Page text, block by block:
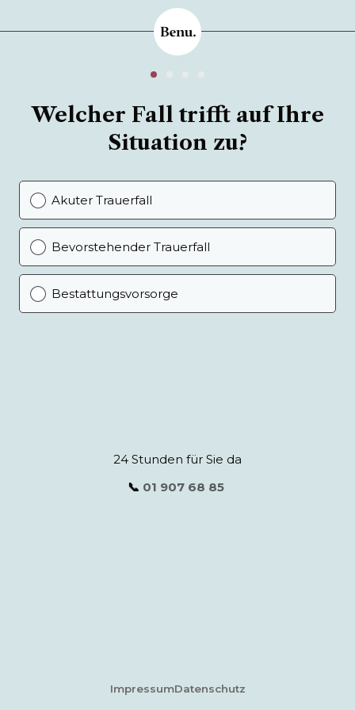
Welcher Fall trifft auf Ihre
Situation zu?
Akuter Trauerfall
Bevorstehender Trauerfall
Bestattungsvorsorge
24 Stunden für Sie da
📞 01 907 68 85
ImpressumDatenschutz